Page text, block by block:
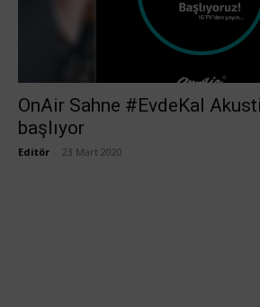
OnAir Sahne #EvdeKal
başlıyor
Editör 23 Mart 2020